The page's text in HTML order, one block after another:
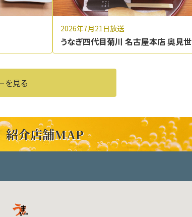
2026年7月21日放送
うなぎ四代目菊川 名古屋本店 奥見世
を見る
紹介店舗MAP